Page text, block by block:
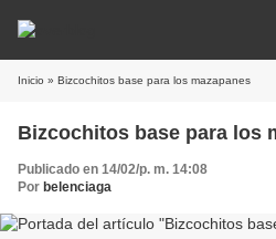
Inicio » Bizcochitos base para los mazapanes
Bizcochitos base para los
Publicado en 14/02/p. m. 14:08
Por belenciaga